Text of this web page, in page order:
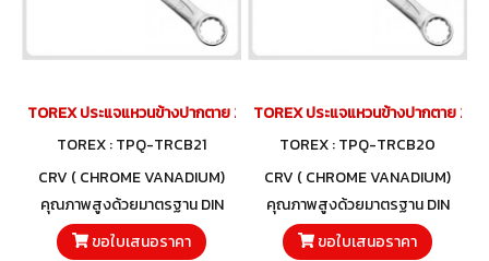
TOREX ประแจแหวนข้างปากตาย 21 มม.
TOREX : TPQ-TRCB21
CRV ( CHROME VANADIUM)
คุณภาพสูงด้วยมาตรฐาน DIN
3113 และวัสดุโครมวานาเดียม
ขอใบเสนอราคา
TOREX ประแจแหวนข้างปากตาย 20
TOREX : TPQ-TRCB20
CRV ( CHROME VANADIUM)
คุณภาพสูงด้วยมาตรฐาน DIN
3113 และวัสดุโครมวานาเดียม
ขอใบเสนอราคา